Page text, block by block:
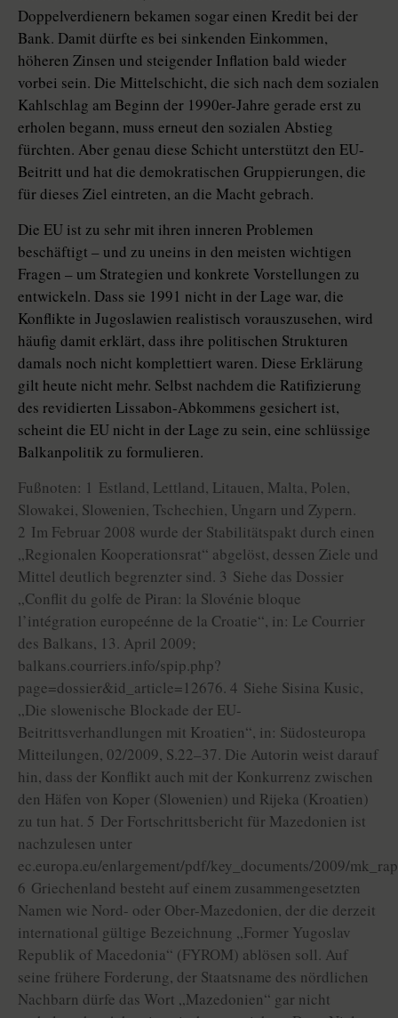
Doppelverdienern bekamen sogar einen Kredit bei der
Bank. Damit dürfte es bei sinkenden Einkommen,
höheren Zinsen und steigender Inflation bald wieder
vorbei sein. Die Mittelschicht, die sich nach dem sozialen
Kahlschlag am Beginn der 1990er-Jahre gerade erst zu
erholen begann, muss erneut den sozialen Abstieg
fürchten. Aber genau diese Schicht unterstützt den EU-
Beitritt und hat die demokratischen Gruppierungen, die
für dieses Ziel eintreten, an die Macht gebrach.
Die EU ist zu sehr mit ihren inneren Problemen
beschäftigt – und zu uneins in den meisten wichtigen
Fragen – um Strategien und konkrete Vorstellungen zu
entwickeln. Dass sie 1991 nicht in der Lage war, die
Konflikte in Jugoslawien realistisch vorauszusehen, wird
häufig damit erklärt, dass ihre politischen Strukturen
damals noch nicht komplettiert waren. Diese Erklärung
gilt heute nicht mehr. Selbst nachdem die Ratifizierung
des revidierten Lissabon-Abkommens gesichert ist,
scheint die EU nicht in der Lage zu sein, eine schlüssige
Balkanpolitik zu formulieren.
Fußnoten: 1 Estland, Lettland, Litauen, Malta, Polen,
Slowakei, Slowenien, Tschechien, Ungarn und Zypern.
2 Im Februar 2008 wurde der Stabilitätspakt durch einen
„Regionalen Kooperationsrat“ abgelöst, dessen Ziele und
Mittel deutlich begrenzter sind. 3 Siehe das Dossier
„Conflit du golfe de Piran: la Slovénie bloque
l’intégration europeénne de la Croatie“, in: Le Courrier
des Balkans, 13. April 2009;
balkans.courriers.info/spip.php?
page=dossier&id_article=12676. 4 Siehe Sisina Kusic,
„Die slowenische Blockade der EU-
Beitrittsverhandlungen mit Kroatien“, in: Südosteuropa
Mitteilungen, 02/2009, S.22–37. Die Autorin weist darauf
hin, dass der Konflikt auch mit der Konkurrenz zwischen
den Häfen von Koper (Slowenien) und Rijeka (Kroatien)
zu tun hat. 5 Der Fortschrittsbericht für Mazedonien ist
nachzulesen unter
ec.europa.eu/enlargement/pdf/key_documents/2009/
6 Griechenland besteht auf einem zusammengesetzten
Namen wie Nord- oder Ober-Mazedonien, der die derzeit
international gültige Bezeichnung „Former Yugoslav
Republik of Macedonia“ (FYROM) ablösen soll. Auf
seine frühere Forderung, der Staatsname des nördlichen
Nachbarn dürfe das Wort „Mazedonien“ gar nicht